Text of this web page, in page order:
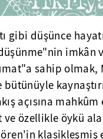
gibi düşünce
nin imkân
sahip olmak,
bütünüyle
açısına mahkûm
özellikle öykü
klasikleşmiş